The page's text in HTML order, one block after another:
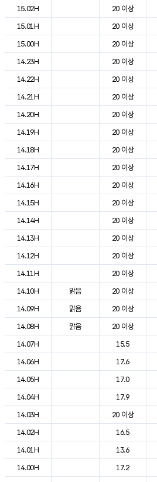
15.02H
20 이상
15.01H
20 이상
15.00H
20 이상
14.23H
20 이상
14.22H
20 이상
14.21H
20 이상
14.20H
20 이상
14.19H
20 이상
14.18H
20 이상
14.17H
20 이상
14.16H
20 이상
14.15H
20 이상
14.14H
20 이상
14.13H
20 이상
14.12H
20 이상
14.11H
20 이상
14.10H
맑음 20 이상
14.09H
맑음 20 이상
14.08H
맑음 20 이상
14.07H
15.5
14.06H
17.6
14.05H
17.0
14.04H
17.9
14.03H
20 이상
14.02H
16.5
14.01H
13.6
14.00H
17.2